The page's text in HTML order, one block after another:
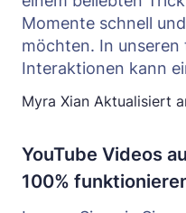
Momente schnell
möchten. In
Interaktionen kann
Myra Xian Aktualisiert
YouTube Videos
100%